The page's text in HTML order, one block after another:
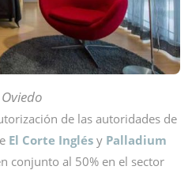
de las autoridades de
El Corte Inglés y Palladium
conjunto al 50% en el sector